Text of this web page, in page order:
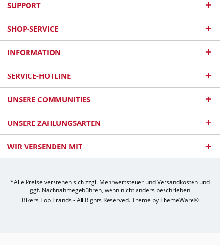
SUPPORT
SHOP-SERVICE
INFORMATION
SERVICE-HOTLINE
UNSERE COMMUNITIES
UNSERE ZAHLUNGSARTEN
WIR VERSENDEN MIT
*Alle Preise verstehen sich zzgl. Mehrwertsteuer undVersandkosten und
ggf. Nachnahmegebühren, wenn nicht anders beschrieben
Bikers Top Brands - All Rights Reserved. Theme byThemeWare®